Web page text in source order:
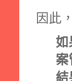
因此
如
案
結